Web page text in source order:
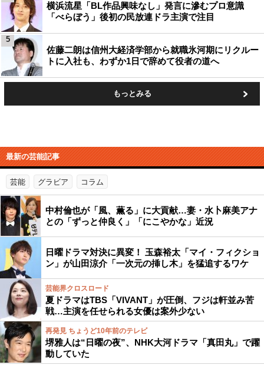
横浜流星「BL作品興味なし」発言に滲むプロ意識
「べらぼう」後初の民放連ドラ主演で注目
佐藤二朗は信州大経済学部から就職氷河期にリクルー
トに入社も、わずか1日で辞めて役者の道へ
5
もっとみる
最新の芸能記事
芸能 グラビア コラム
中村倫也が「風、薫る」に大貢献…妻・水卜麻美アナ
との「ずっと仲良く」「にこやかな」近況
日曜ドラマ対決に異変！ 玉森裕太「マイ・フィクショ
ン」が山田涼介「一次元の挿し木」を猛追するワケ
芸能界クロスロード
夏ドラマはTBS「VIVANT」が圧倒、フジは軒並み苦
戦…主演を任せられる女優は案外少ない
再発見 ちょうど10年前のテレビ
堺雅人は“日曜の夜”、NHK大河ドラマ「真田丸」で躍
動していた